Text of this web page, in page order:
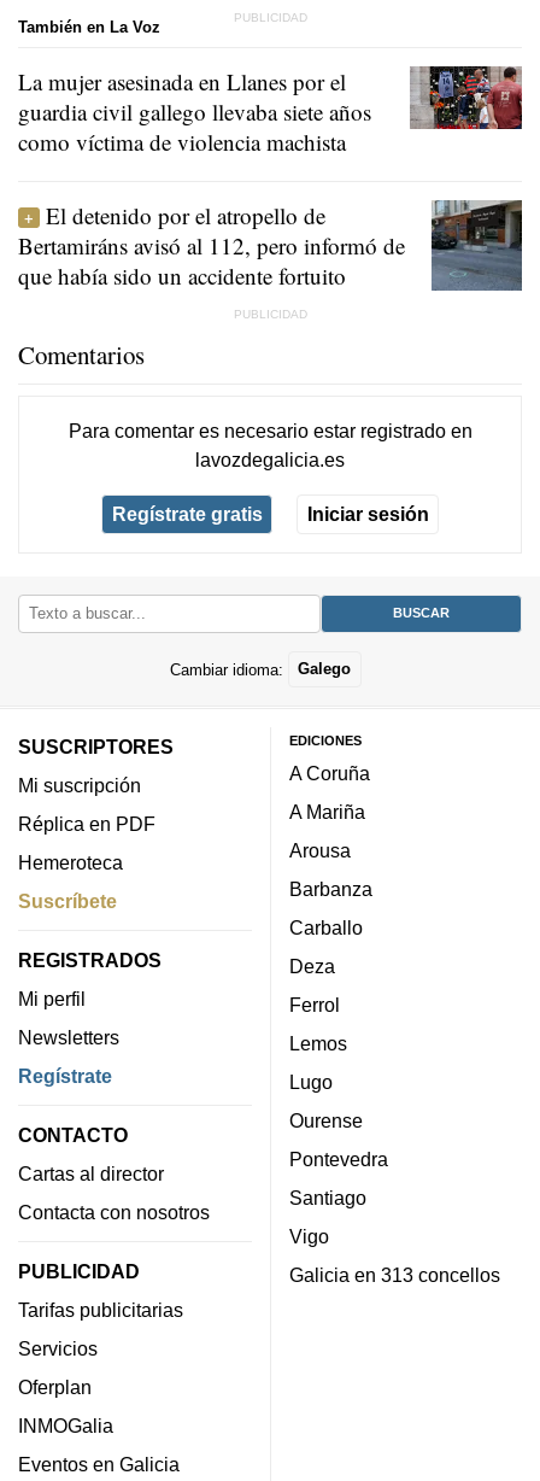
También en La Voz
La mujer asesinada en Llanes por el
guardia civil gallego llevaba siete años
como víctima de violencia machista
El detenido por el atropello de
Bertamiráns avisó al 112, pero informó de
que había sido un accidente fortuito
Comentarios
Para comentar es necesario estar registradoen
lavozdegalicia.es
Regístrate gratis Iniciar sesión
Cambiar idioma: Galego
SUSCRIPTORES
Mi suscripción
Réplica en PDF
Hemeroteca
Suscríbete
REGISTRADOS
Mi perfil
Newsletters
Regístrate
CONTACTO
Cartas al director
Contacta con nosotros
PUBLICIDAD
Tarifas publicitarias
Servicios
Oferplan
INMOGalia
Eventos en Galicia
EDICIONES
A Coruña
A Mariña
Arousa
Barbanza
Carballo
Deza
Ferrol
Lemos
Lugo
Ourense
Pontevedra
Santiago
Vigo
Galicia en 313 concellos